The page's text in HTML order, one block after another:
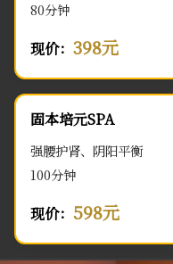
80分钟
现价： 398元
固本培元SPA
强腰护肾、阴阳平衡
100分钟
现价： 598元